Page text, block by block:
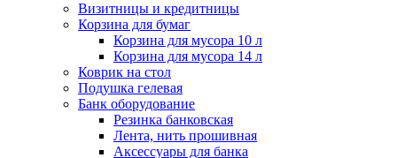
Визитницы и кредитницы
Корзина для бумаг
Корзина для мусора 10 л
Корзина для мусора 14 л
Коврик на стол
Подушка гелевая
Банк оборудование
Резинка банковская
Лента, нить прошивная
Аксессуары для банка